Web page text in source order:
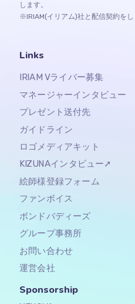
します。
※IRIAM(イリアム)社と配信契約をし
Links
IRIAM Vライバー募集
マネージャーインタビュー
プレゼント送付先
ガイドライン
ロゴメディアキット
KIZUNAインタビュー➚
絵師様登録フォーム
ファンボイス
ボンドバディーズ
グループ事務所
お問い合わせ
運営会社
Sponsorship​